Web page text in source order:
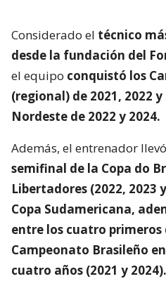
Considerado el técnico
desde la fundación del
el equipo conquistó los
(regional) de 2021, 2022 y
Nordeste de 2022 y 2024.
Además, el entrenador
semifinal de la Copa do
Libertadores (2022, 2023
Copa Sudamericana,
entre los cuatro
Campeonato Brasileño
cuatro años (2021 y 2024).